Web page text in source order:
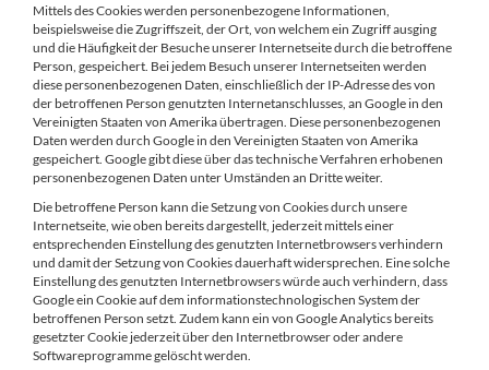
Mittels des Cookies werden personenbezogene Informationen,
beispielsweise die Zugriffszeit, der Ort, von welchem ein Zugriff ausging
und die Häufigkeit der Besuche unserer Internetseite durch die betroffene
Person, gespeichert. Bei jedem Besuch unserer Internetseiten werden
diese personenbezogenen Daten, einschließlich der IP-Adresse des von
der betroffenen Person genutzten Internetanschlusses, an Google in den
Vereinigten Staaten von Amerika übertragen. Diese personenbezogenen
Daten werden durch Google in den Vereinigten Staaten von Amerika
gespeichert. Google gibt diese über das technische Verfahren erhobenen
personenbezogenen Daten unter Umständen an Dritte weiter.
Die betroffene Person kann die Setzung von Cookies durch unsere
Internetseite, wie oben bereits dargestellt, jederzeit mittels einer
entsprechenden Einstellung des genutzten Internetbrowsers verhindern
und damit der Setzung von Cookies dauerhaft widersprechen. Eine solche
Einstellung des genutzten Internetbrowsers würde auch verhindern, dass
Google ein Cookie auf dem informationstechnologischen System der
betroffenen Person setzt. Zudem kann ein von Google Analytics bereits
gesetzter Cookie jederzeit über den Internetbrowser oder andere
Softwareprogramme gelöscht werden.